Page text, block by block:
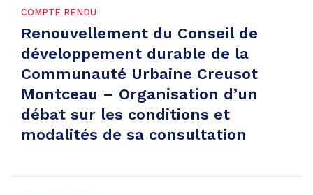
COMPTE RENDU
Renouvellement du Conseil de
développement durable de la
Communauté Urbaine Creusot
Montceau – Organisation d’un
débat sur les conditions et
modalités de sa consultation